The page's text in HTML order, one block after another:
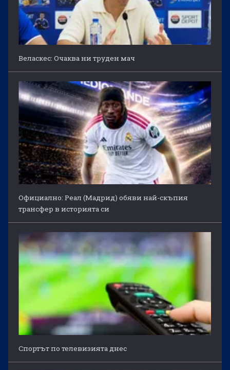
Веласкес: Очаква ни труден мач
Официално: Реал (Мадрид) обяви най-скъпия
трансфер в историята си
Спортът по телевизията днес